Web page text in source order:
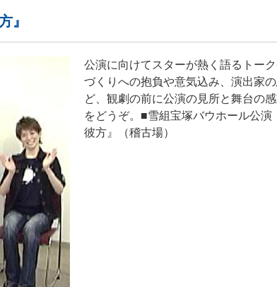
』
公演に向けてスターが熱く語るトー
づくりへの抱負や意気込み、演出家
ど、観劇の前に公演の見所と舞台の
をどうぞ。■雪組宝塚バウホール公演
彼方』（稽古場）